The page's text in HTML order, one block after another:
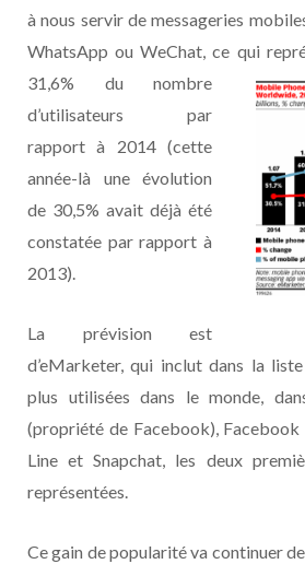
à nous servir de messageries
WhatsApp ou WeChat, ce qui rep
31,6% du nombre
d’utilisateurs par
rapport à 2014 (cette
année-là une évolution
de 30,5% avait déjà été
constatée par rapport à
2013).
La prévision est
d’eMarketer, qui inclut dans la
plus utilisées dans le monde,
(propriété de Facebook), Facebook
Line et Snapchat, les deux
représentées.
Ce gain de popularité va continuer